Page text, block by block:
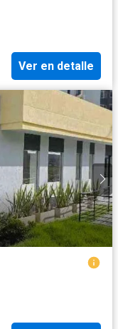
Ver en detalle